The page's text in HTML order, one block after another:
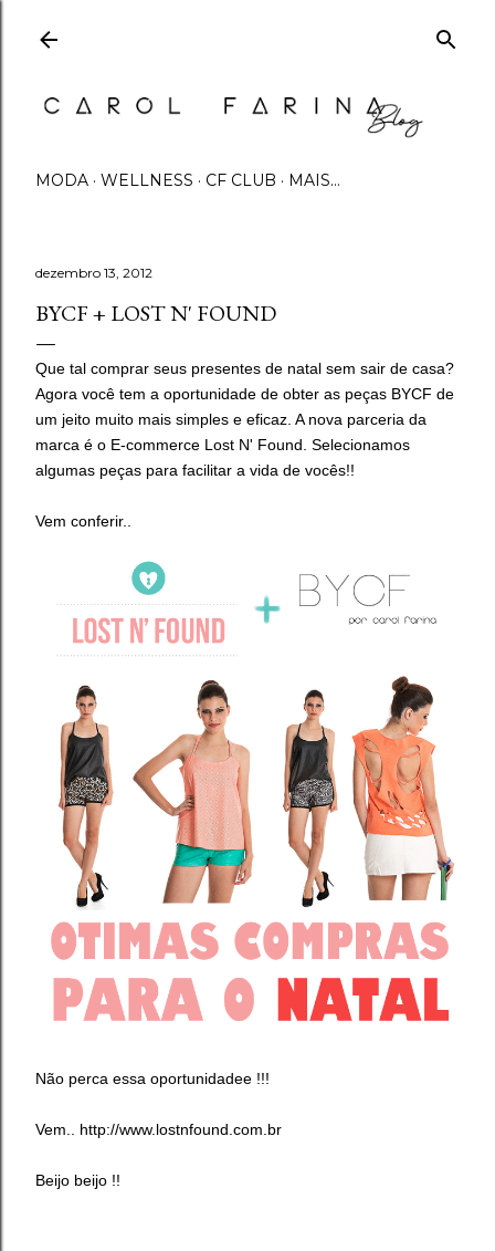
MODA WELLNESS CF CLUB MAIS…
dezembro 13, 2012
BYCF + LOST N' FOUND
Que tal comprar seus presentes de natal sem sair de casa?
Agora você tem a oportunidade de obter as peças BYCF de
um jeito muito mais simples e eficaz. A nova parceria da
marca é o E-commerce Lost N' Found. Selecionamos
algumas peças para facilitar a vida de vocês!!
Vem conferir..
Não perca essa oportunidadee !!!
Vem.. http://www.lostnfound.com.br
Beijo beijo !!